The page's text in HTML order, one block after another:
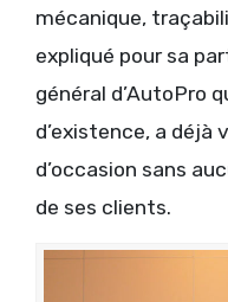
mécanique,
expliqué pour sa
général d’AutoPro
d’existence, a déjà
d’occasion sans
de ses clients.